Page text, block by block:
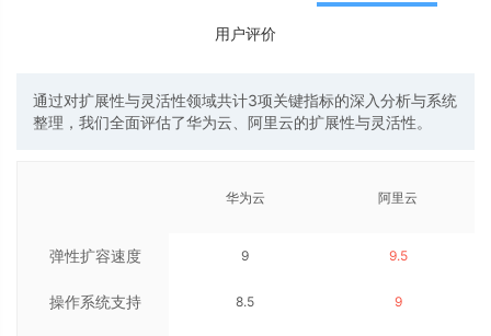
用户评价
通过对扩展性与灵活性领域共计3项关键指标的深入分析与系统
整理，我们全面评估了华为云、阿里云的扩展性与灵活性。
弹性扩容速度
操作系统支持
华为云
9
8.5
阿里云
9.5
9